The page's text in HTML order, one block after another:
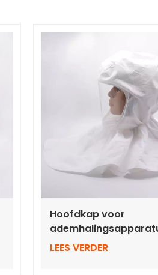
Hoofdkap voor
persluchttoevoer TH3
LEES VERDER